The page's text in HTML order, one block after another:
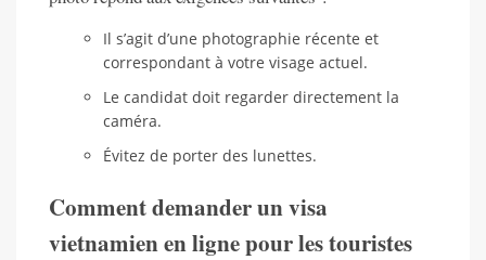
Il s’agit d’une photographie récente et
correspondant à votre visage actuel.
Le candidat doit regarder directement la
caméra.
Évitez de porter des lunettes.
Comment demander un visa
vietnamien en ligne pour les touristes